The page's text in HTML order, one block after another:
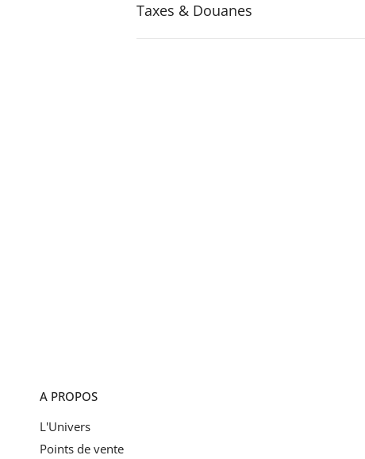
Taxes & Douanes
A PROPOS
L'Univers
Points de vente